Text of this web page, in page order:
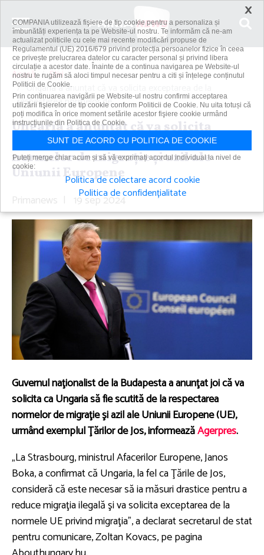
Acasă
Știri
Ungaria a anunţat că va solicita exceptarea de la
respectarea normelor de...
Ungaria a anunţat că va solicita
exceptarea de la respectarea
normelor de migraţie şi azil ale
Uniunii Europene
Primanews | 19 sep 2024
Guvernul naţionalist de la Budapesta a anunţat joi că va
solicita ca Ungaria să fie scutită de la respectarea
normelor de migraţie şi azil ale Uniunii Europene (UE),
urmând exemplul Ţărilor de Jos, informeazăAgerpres.
„La Strasbourg, ministrul Afacerilor Europene, Janos
Boka, a confirmat că Ungaria, la fel ca Ţările de Jos,
consideră că este necesar să ia măsuri drastice pentru a
reduce migraţia ilegală şi va solicita exceptarea de la
normele UE privind migraţia”, a declarat secretarul de stat
pentru comunicare, Zoltan Kovacs, pe pagina
×
COMPANIA utilizează fişiere de tip cookie pentru a personaliza și
îmbunătăți experiența ta pe Website-ul nostru. Te informăm că ne-am
actualizat politicile cu cele mai recente modificări propuse de
Regulamentul (UE) 2016/679 privind protecția persoanelor fizice în ceea
ce privește prelucrarea datelor cu caracter personal și privind libera
circulație a acestor date. Înainte de a continua navigarea pe Website-ul
nostru te rugăm să aloci timpul necesar pentru a citi și înțelege conținutul
Politicii de Cookie.
Prin continuarea navigării pe Website-ul nostru confirmi acceptarea
utilizării fişierelor de tip cookie conform Politicii de Cookie. Nu uita totuși că
poți modifica în orice moment setările acestor fişiere cookie urmând
instrucțiunile din Politica de Cookie.
SUNT DE ACORD CU POLITICA DE COOKIE
Puteți merge chiar acum și să vă exprimați acordul individual la nivel de
cookie:
Politica de colectare acord cookie
Politica de confidențialitate